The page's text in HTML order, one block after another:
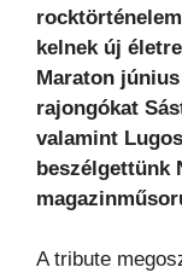
kelnek új
Maraton
rajongókat
valamint
beszélgettünk
A tribute